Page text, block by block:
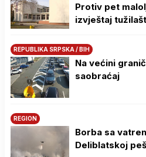
Protiv pet
izvještaj
REPUBLIKA SRPSKA / BIH
Na većini
saobraćaj
REGION
Borba sa
Deliblatskoj